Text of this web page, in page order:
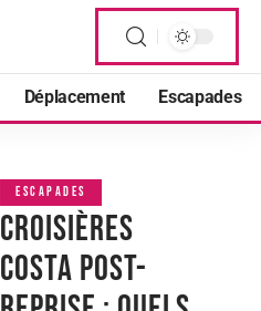
Déplacement Escapades
ESCAPADES
Croisières
Costa post-